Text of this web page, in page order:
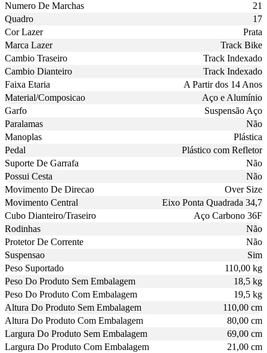
Numero De Marchas
21
Quadro
17
Cor Lazer
Prata
Marca Lazer
Track Bike
Cambio Traseiro
Track Indexado
Cambio Dianteiro
Track Indexado
Faixa Etaria
A Partir dos 14 Anos
Material/Composicao
Aço e Alumínio
Garfo
Suspensão Aço
Paralamas
Não
Manoplas
Plástica
Pedal
Plástico com Refletor
Suporte De Garrafa
Não
Possui Cesta
Não
Movimento De Direcao
Over Size
Movimento Central
Eixo Ponta Quadrada 34,7
Cubo Dianteiro/Traseiro
Aço Carbono 36F
Rodinhas
Não
Protetor De Corrente
Não
Suspensao
Sim
Peso Suportado
110,00 kg
Peso Do Produto Sem Embalagem
18,5 kg
Peso Do Produto Com Embalagem
19,5 kg
Altura Do Produto Sem Embalagem
110,00 cm
Altura Do Produto Com Embalagem
80,00 cm
Largura Do Produto Sem Embalagem
69,00 cm
Largura Do Produto Com Embalagem
21,00 cm